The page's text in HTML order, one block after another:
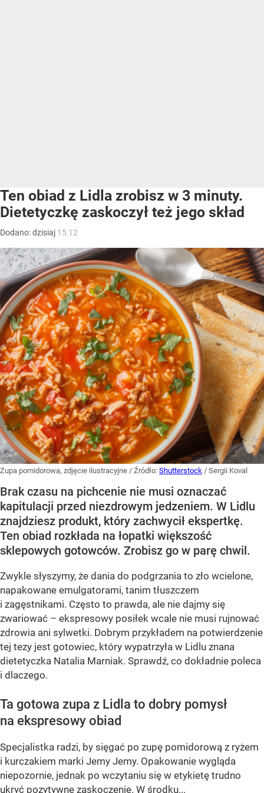
Ten obiad z Lidla zrobisz w 3 minuty.
Dietetyczkę zaskoczył też jego skład
Dodano:dzisiaj 15:12
Zupa pomidorowa, zdjęcie ilustracyjne / Źródło: Shutterstock / Sergii Koval
Brak czasu na pichcenie nie musi oznaczać
kapitulacji przed niezdrowym jedzeniem. W Lidlu
znajdziesz produkt, który zachwycił ekspertkę.
Ten obiad rozkłada na łopatki większość
sklepowych gotowców. Zrobisz go w parę chwil.
Zwykle słyszymy, że dania do podgrzania to zło wcielone,
napakowane emulgatorami, tanim tłuszczem
i zagęstnikami. Często to prawda, ale nie dajmy się
zwariować – ekspresowy posiłek wcale nie musi rujnować
zdrowia ani sylwetki. Dobrym przykładem na potwierdzenie
tej tezy jest gotowiec, który wypatrzyła w Lidlu znana
dietetyczka Natalia Marniak. Sprawdź, co dokładnie poleca
i dlaczego.
Ta gotowa zupa z Lidla to dobry pomysł
na ekspresowy obiad
Specjalistka radzi, by sięgać po zupę pomidorową z ryżem
i kurczakiem marki Jemy Jemy. Opakowanie wygląda
niepozornie, jednak po wczytaniu się w etykietę trudno
ukryć pozytywne zaskoczenie. W środku...